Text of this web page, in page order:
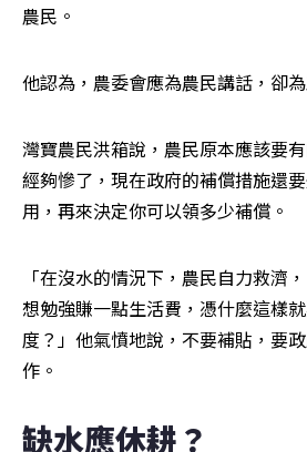
農民。
他認為，農委會應為農民講話，卻
灣寶農民洪箱說，農民原本應該要
經夠慘了，現在政府的補償措施還
用，再來決定你可以領多少補償。
「在沒水的情況下，農民自力救濟
想勉強賺一點生活費，憑什麼這樣
度？」他氣憤地說，不要補貼，要
作。
缺水應休耕？